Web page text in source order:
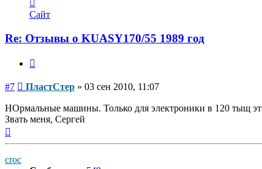
информация
пользователя
Сайт
Re: Отзывы о KUASY170/55 1989 год
#7 Сообщение
ПластСтер » 03 сен 2010, 11:07
НОрмальные машины. Только для электроники в 120 тыщ
Звать меня, Сергей
к
croc